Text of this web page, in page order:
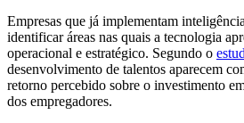
Empresas que já implementam
identificar áreas nas quais a tecnologia
operacional e estratégico. Segundo o
desenvolvimento de talentos aparecem
retorno percebido sobre o investimento
dos empregadores.